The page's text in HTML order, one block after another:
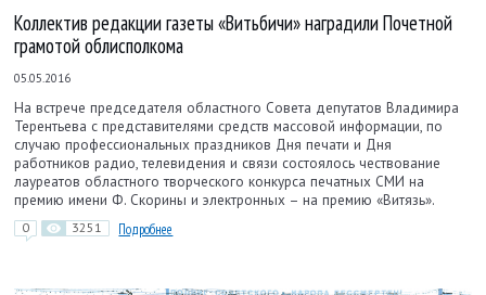
Коллектив редакции газеты «Витьбичи» наградили Почетной
грамотой облисполкома
05.05.2016
На встрече председателя областного Совета депутатов Владимира
Терентьева с представителями средств массовой информации, по
случаю профессиональных праздников Дня печати и Дня
работников радио, телевидения и связи состоялось чествование
лауреатов областного творческого конкурса печатных СМИ на
премию имени Ф. Скорины и электронных – на премию «Витязь».
0 3251 Подробнее